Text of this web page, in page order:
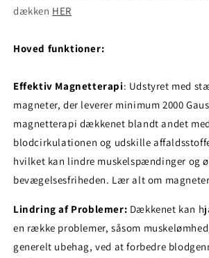
dækken HER
Hoved funktioner:
Effektiv Magnetterapi: Udstyret med
magneter, der leverer minimum 2000
magnetterapi dækkenet blandt andet
blodcirkulationen og udskille
hvilket kan lindre muskelspændinger og
bevægelsesfriheden. Lær alt om magneter
Lindring af Problemer: Dækkenet kan
en række problemer, såsom
generelt ubehag, ved at forbedre